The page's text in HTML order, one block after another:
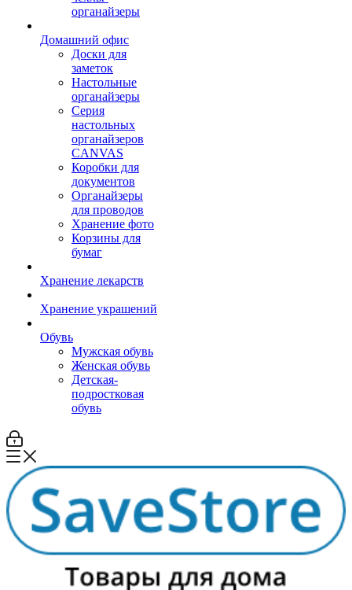
органайзеры
Домашний офис
Доски для
заметок
Настольные
органайзеры
Серия
настольных
органайзеров
CANVAS
Коробки для
документов
Органайзеры
для проводов
Хранение фото
Корзины для
бумаг
Хранение лекарств
Хранение украшений
Обувь
Мужская обувь
Женская обувь
Детская-
подростковая
обувь